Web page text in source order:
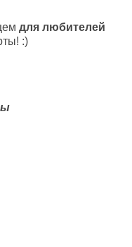
для любителей
:)
ы